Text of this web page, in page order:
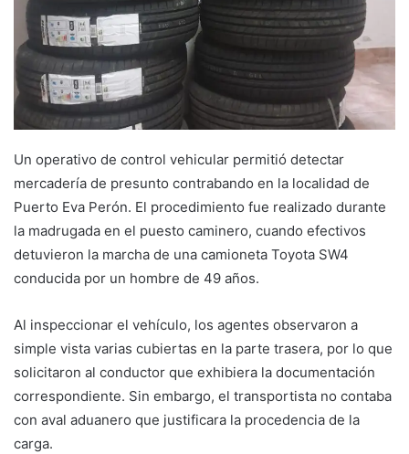
Un operativo de control vehicular permitió detectar
mercadería de presunto contrabando en la localidad de
Puerto Eva Perón. El procedimiento fue realizado durante
la madrugada en el puesto caminero, cuando efectivos
detuvieron la marcha de una camioneta Toyota SW4
conducida por un hombre de 49 años.
Al inspeccionar el vehículo, los agentes observaron a
simple vista varias cubiertas en la parte trasera, por lo que
solicitaron al conductor que exhibiera la documentación
correspondiente. Sin embargo, el transportista no contaba
con aval aduanero que justificara la procedencia de la
carga.